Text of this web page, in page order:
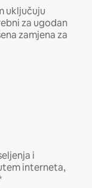
uključuju
za ugodan
zamjena za
i
interneta,